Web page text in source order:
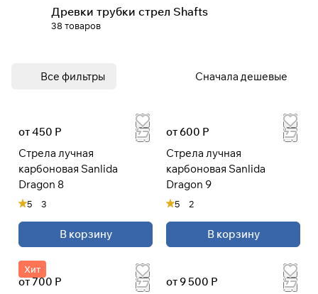
Древки трубки стрел Shafts
38 товаров
Все фильтры Сначала дешевые
от 450 Р
Стрела лучная
карбоновая Sanlida
Dragon 8
5 3
В корзину
от 600 Р
Стрела лучная
карбоновая Sanlida
Dragon 9
5 2
В корзину
Хит
от 700 Р
от 9 500 Р
Разбейте
Добавляйте товары
в корзину
выберите метод оплаты
ПЛАЙТ
Оплачивайте сегодня только
картой любого банка